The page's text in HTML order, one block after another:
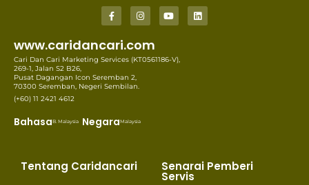
www.caridancari.com
Cari Dan Cari Marketing Services (KT0561186-V),
269-1, Jalan S2 B26,
Pusat Dagangan Icon Seremban 2,
70300 Seremban, Negeri Sembilan.
(+60) 11 2421 4612
BahasaB. Malaysia NegaraMalaysia
Tentang Caridancari Senarai Pemberi
Servis